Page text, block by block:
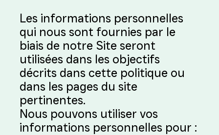
Les informations personnelles
qui nous sont fournies par le
biais de notre Site seront
utilisées dans les objectifs
décrits dans cette politique ou
dans les pages du site
pertinentes.
Nous pouvons utiliser vos
informations personnelles pour :